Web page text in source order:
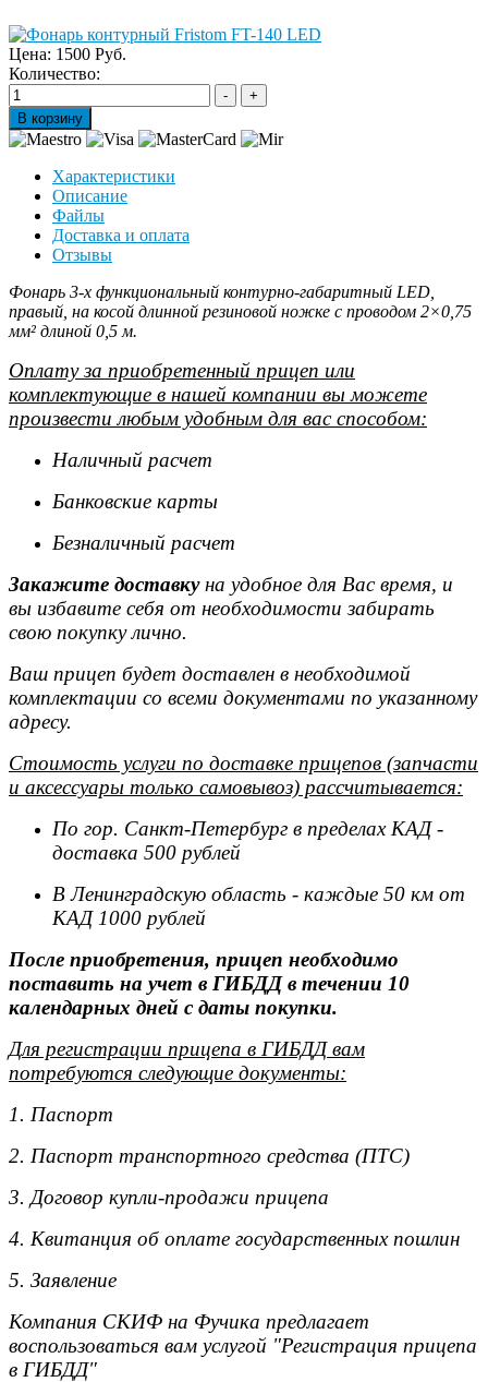
Цена: 1500 Руб.
Количество:
Характеристики
Описание
Файлы
Доставка и оплата
Отзывы
Фонарь 3-х функциональный контурно-габаритный LED,
правый, на косой длинной резиновой ножке с проводом 2×0,75
мм² длиной 0,5 м.
Оплату за приобретенный прицеп или
комплектующие в нашей компании вы можете
произвести любым удобным для вас способом:
Наличный расчет
Банковские карты
Безналичный расчет
Закажите доставкуна удобное для Вас время, и
вы избавите себя от необходимости забирать
свою покупку лично.
Ваш прицеп будет доставлен в необходимой
комплектации со всеми документами по указанному
адресу.
Стоимость услуги по доставке прицепов (запчасти
и аксессуары только самовывоз) рассчитывается:
По гор. Санкт-Петербург в пределах КАД -
доставка 500 рублей
В Ленинградскую область - каждые 50 км от
КАД 1000 рублей
После приобретения, прицеп необходимо
поставить на учет в ГИБДД в течении 10
календарных дней с даты покупки.
Для регистрации прицепа в ГИБДД вам
потребуются следующие документы:
1. Паспорт
2. Паспорт транспортного средства (ПТС)
3. Договор купли-продажи прицепа
4. Квитанция об оплате государственных пошлин
5. Заявление
Компания СКИФ на Фучика предлагает
воспользоваться вам услугой "Регистрация прицепа
в ГИБДД"